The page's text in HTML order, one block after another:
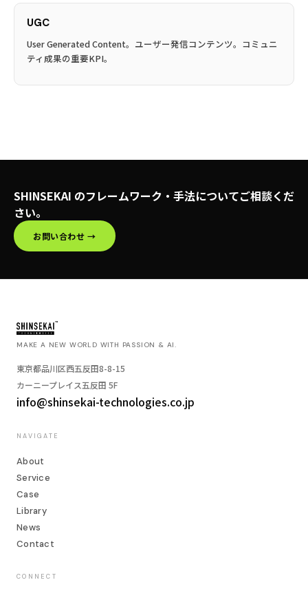
UGC
User Generated Content。ユーザー発信コンテンツ。コミュニ
ティ成果の重要KPI。
SHINSEKAI のフレームワーク・手法についてご相談くだ
さい。
お問い合わせ →
MAKE A NEW WORLD WITH PASSION & AI.
東京都品川区西五反田8-8-15
カーニープレイス五反田 5F
info@shinsekai-technologies.co.jp
NAVIGATE
About
Service
Case
Library
News
Contact
CONNECT